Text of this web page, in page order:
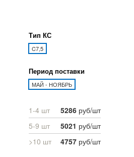
Тип КС
C7,5
Период поставки
МАЙ - НОЯБРЬ
1-4 шт 5286 руб/шт
5-9 шт
5021 руб/шт
>10 шт
4757 руб/шт